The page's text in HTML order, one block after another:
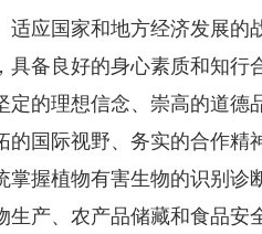
适应国家和地方经济发展
具备良好的身心素质和知行
定的理想信念、崇高的道
的国际视野、务实的合作
掌握植物有害生物的识别
生产、农产品储藏和食品